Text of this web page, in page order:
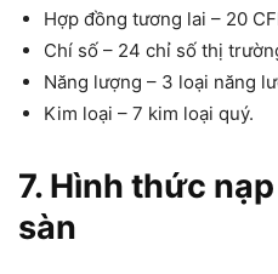
Hợp đồng tương lai – 20
Chí số – 24 chỉ số thị
Năng lượng – 3 loại năng
Kim loại – 7 kim loại quý.
7. Hình thức
sàn